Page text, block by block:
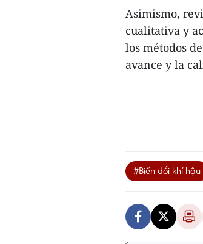
Asimismo,
cualitativa y
los métodos
avance y la
#Biến đổi khí hậu